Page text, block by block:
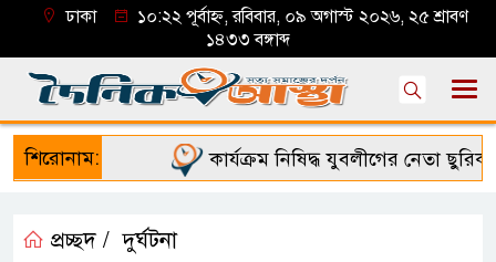
ঢাকা
১০:২২ পূর্বাহ্ন, রবিবার, ০৯ অগাস্ট ২০২৬, ২৫ শ্রাবণ
১৪৩৩ বঙ্গাব্দ
শিরোনাম: কার্যক্রম নিষিদ্ধ যুবলীগের নেতা
প্রচ্ছদ / দুর্ঘটনা